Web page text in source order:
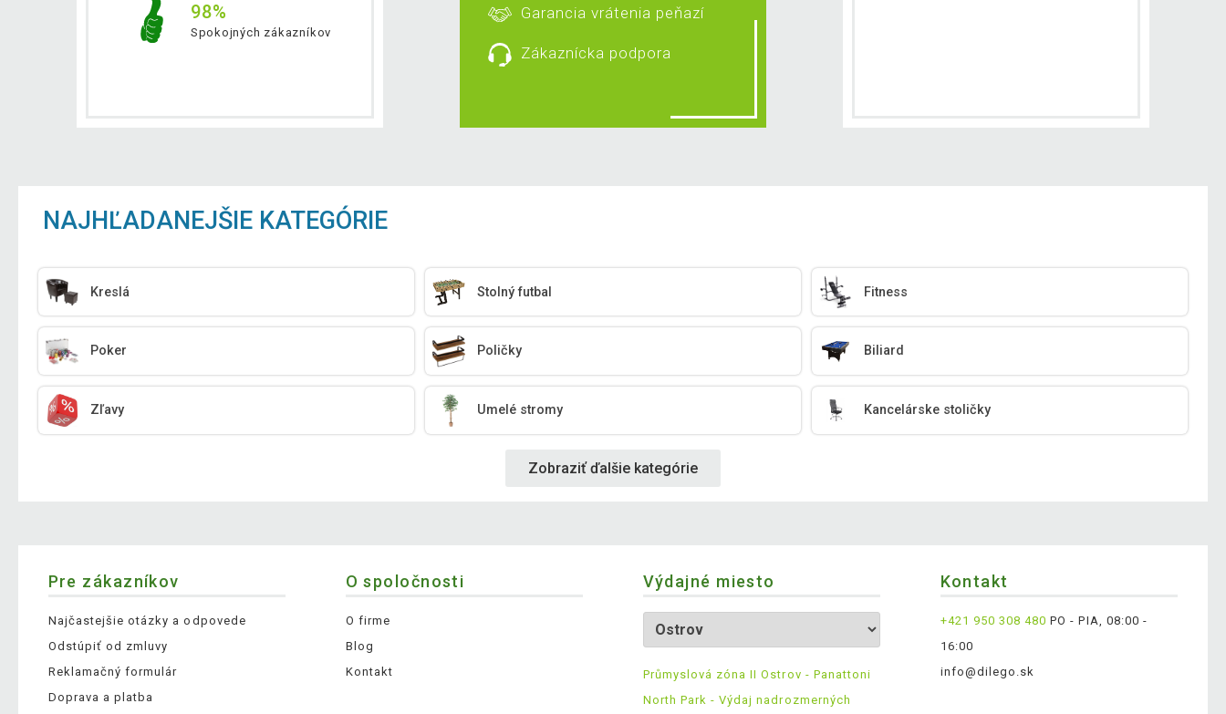
98%
Spokojných zákazníkov
Garancia vrátenia peňazí
Zákaznícka podpora
NAJHĽADANEJŠIE KATEGÓRIE
Kreslá Stolný futbal Fitness
Poker Poličky Biliard
Zľavy Umelé stromy Kancelárske stoličky
Zobraziť ďalšie kategórie
Pre zákazníkov
Najčastejšie otázky a odpovede
Odstúpiť od zmluvy
Reklamačný formulár
Doprava a platba
O spoločnosti
O firme
Blog
Kontakt
Výdajné miesto
Průmyslová zóna II Ostrov - Panattoni
North Park - Výdaj nadrozmerných
Kontakt
+421 950 308 480 PO - PIA, 08:00 -
16:00
info@dilego.sk